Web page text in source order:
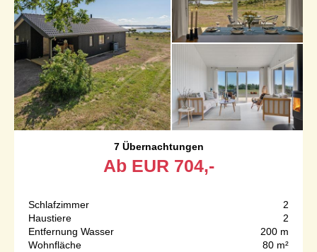
7 Übernachtungen
Ab EUR 704,-
Schlafzimmer
2
Haustiere
2
Entfernung Wasser
200 m
Wohnfläche
80 m²